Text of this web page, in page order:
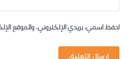
احفظ اسمي، بريدي الإلكتروني، والموقع